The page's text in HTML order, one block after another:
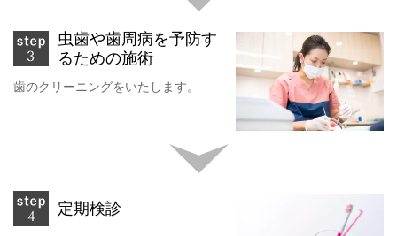
虫歯や歯周病を予防す
るための施術
歯のクリーニングをいたします。
定期検診